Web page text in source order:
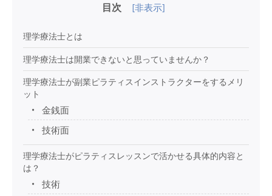
目次 [非表示]
理学療法士とは
理学療法士は開業できないと思っていませんか？
理学療法士が副業ピラティスインストラクターをするメリ
ット
金銭面
技術面
理学療法士がピラティスレッスンで活かせる具体的内容と
は？
技術